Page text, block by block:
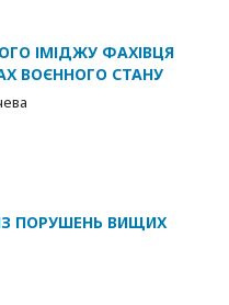
ІМІДЖУ ФАХІВЦЯ
ВОЄННОГО СТАНУ
ПОРУШЕНЬ ВИЩИХ